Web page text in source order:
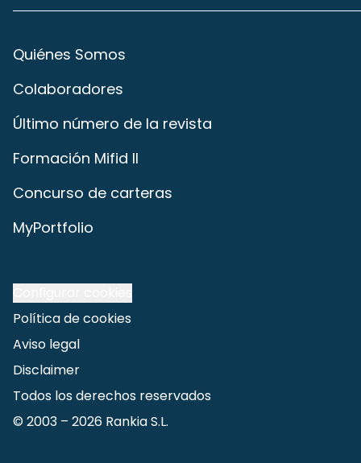
Quiénes Somos
Colaboradores
Último número de la revista
Formación Mifid II
Concurso de carteras
MyPortfolio
Política de cookies
Aviso legal
Disclaimer
Todos los derechos reservados
© 2003 – 2026 Rankia S.L.